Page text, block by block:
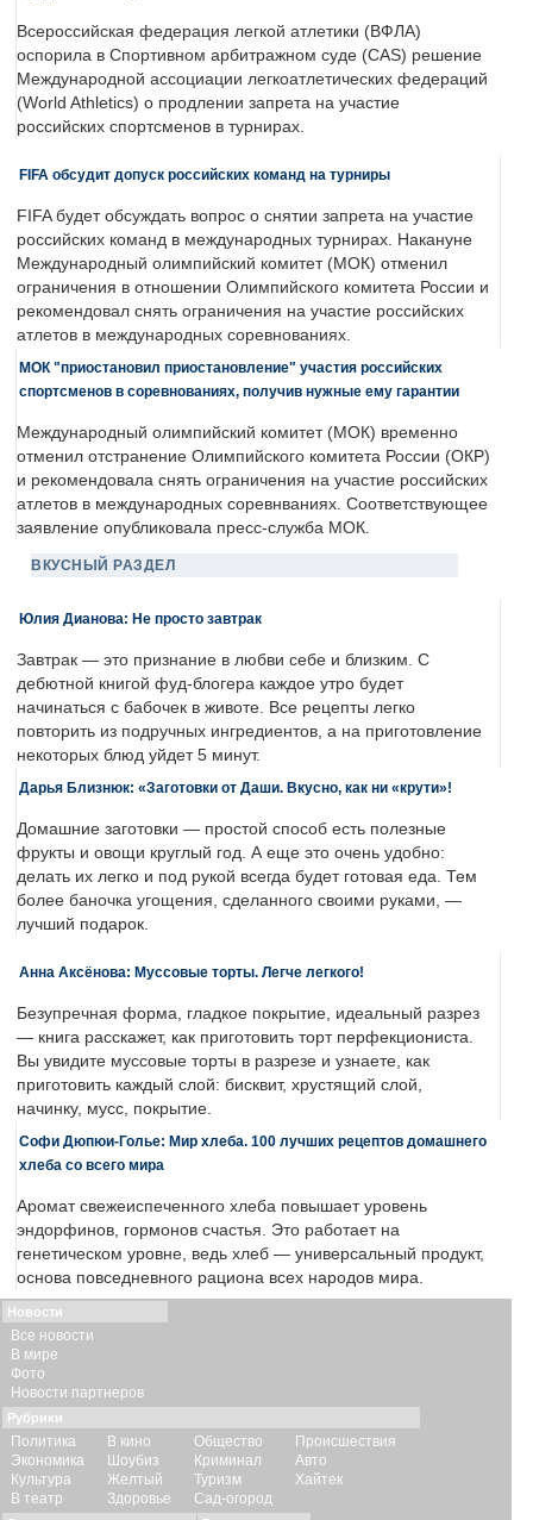
Всероссийская федерация легкой атлетики (ВФЛА)
оспорила в Спортивном арбитражном суде (CAS) решение
Международной ассоциации легкоатлетических федераций
(World Athletics) о продлении запрета на участие
российских спортсменов в турнирах.
FIFA обсудит допуск российских команд на турниры
FIFA будет обсуждать вопрос о снятии запрета на участие
российских команд в международных турнирах. Накануне
Международный олимпийский комитет (МОК) отменил
ограничения в отношении Олимпийского комитета России и
рекомендовал снять ограничения на участие российских
атлетов в международных соревнованиях.
МОК "приостановил приостановление" участия российских
спортсменов в соревнованиях, получив нужные ему гарантии
Международный олимпийский комитет (МОК) временно
отменил отстранение Олимпийского комитета России (ОКР)
и рекомендовала снять ограничения на участие российских
атлетов в международных соревнваниях. Соответствующее
заявление опубликовала пресс-служба МОК.
ВКУСНЫЙ РАЗДЕЛ
Юлия Дианова: Не просто завтрак
Завтрак — это признание в любви себе и близким. С
дебютной книгой фуд-блогера каждое утро будет
начинаться с бабочек в животе. Все рецепты легко
повторить из подручных ингредиентов, а на приготовление
некоторых блюд уйдет 5 минут.
Дарья Близнюк: «Заготовки от Даши. Вкусно, как ни «крути»!
Домашние заготовки — простой способ есть полезные
фрукты и овощи круглый год. А еще это очень удобно:
делать их легко и под рукой всегда будет готовая еда. Тем
более баночка угощения, сделанного своими руками, —
лучший подарок.
Анна Аксёнова: Муссовые торты. Легче легкого!
Безупречная форма, гладкое покрытие, идеальный разрез
— книга расскажет, как приготовить торт перфекциониста.
Вы увидите муссовые торты в разрезе и узнаете, как
приготовить каждый слой: бисквит, хрустящий слой,
начинку, мусс, покрытие.
Софи Дюпюи-Голье: Мир хлеба. 100 лучших рецептов домашнего
хлеба со всего мира
Аромат свежеиспеченного хлеба повышает уровень
эндорфинов, гормонов счастья. Это работает на
генетическом уровне, ведь хлеб — универсальный продукт,
основа повседневного рациона всех народов мира.
Новости
Все новости
В мире
Фото
Новости партнеров
Рубрики
Политика
Экономика
Культура
В театр
В кино
Шоубиз
Желтый
Здоровье
Общество
Криминал
Туризм
Сад-огород
Происшествия
Авто
Хайтек